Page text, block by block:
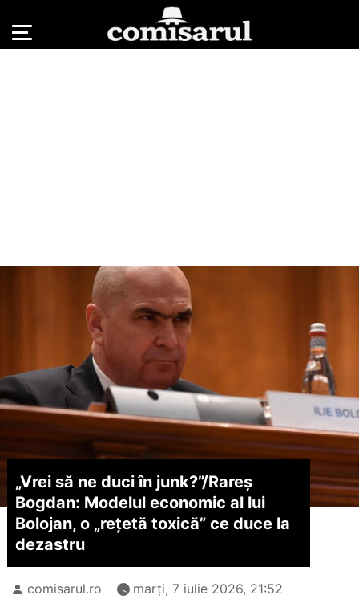
„Vrei să ne duci în junk?”/Rareș
Bogdan: Modelul economic al lui
Bolojan, o „rețetă toxică” ce duce la
dezastru
comisarul.ro marți, 7 iulie 2026, 21:52